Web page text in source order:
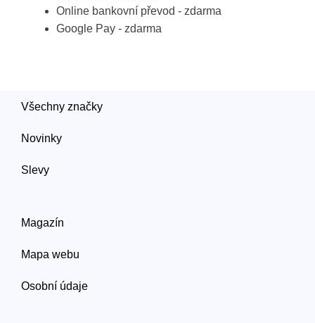
Online bankovní převod - zdarma
Google Pay - zdarma
Všechny značky
Novinky
Slevy
Magazín
Mapa webu
Osobní údaje